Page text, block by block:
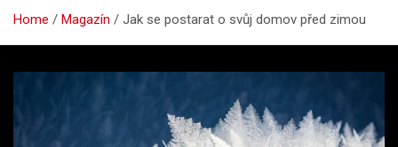
Home Magazín Jak se postarat o svůj domov před zimou